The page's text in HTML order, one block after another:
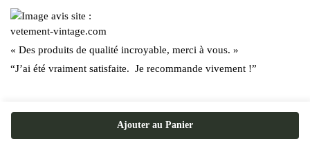
Ajouter au Panier
« Des produits de qualité incroyable, merci à vous. »
“J’ai été vraiment satisfaite. Je recommande vivement !”